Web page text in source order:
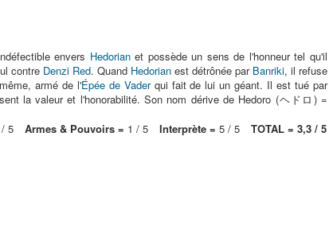
envers Hedorianet possède un sens de l'honneur tel qu'il
contre Denzi Red. Quand Hedorian est détrônée par Banriki, il refuse
armé de l'Épée de Vaderqui fait de lui un géant. Il est tué par
la valeur et l'honorabilité. Son nom dérive de Hedoro (ヘドロ) =
5 Armes & Pouvoirs = 1 / 5 Interprète = 5 / 5
TOTAL = 3,3 / 5